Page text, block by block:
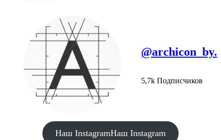
@archicon_by.
5,7k Подписчиков
Наш InstagramНаш Instagram